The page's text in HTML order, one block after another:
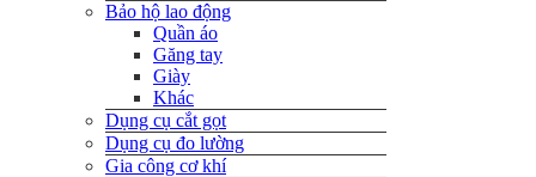
Bảo hộ lao động
Quần áo
Găng tay
Giày
Khác
Dụng cụ cắt gọt
Dụng cụ đo lường
Gia công cơ khí